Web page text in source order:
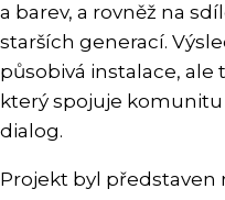
a barev, a rovněž na
starších generací.
působivá instalace,
který spojuje
dialog.
Projekt byl představen